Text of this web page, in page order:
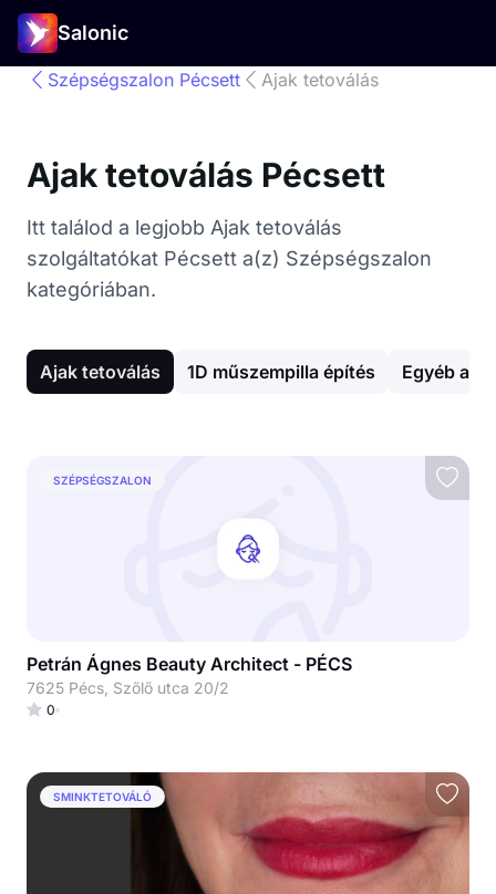
Salonic
Szépségszalon Pécsett Ajak tetoválás
Ajak tetoválás Pécsett
Itt találod a legjobb Ajak tetoválás
szolgáltatókat Pécsett a(z) Szépségszalon
kategóriában.
Ajak tetoválás 1D műszempilla építés Egyéb
SZÉPSÉGSZALON
Petrán Ágnes Beauty Architect - PÉCS
7625 Pécs, Szőlő utca 20/2
0
SMINKTETOVÁLÓ